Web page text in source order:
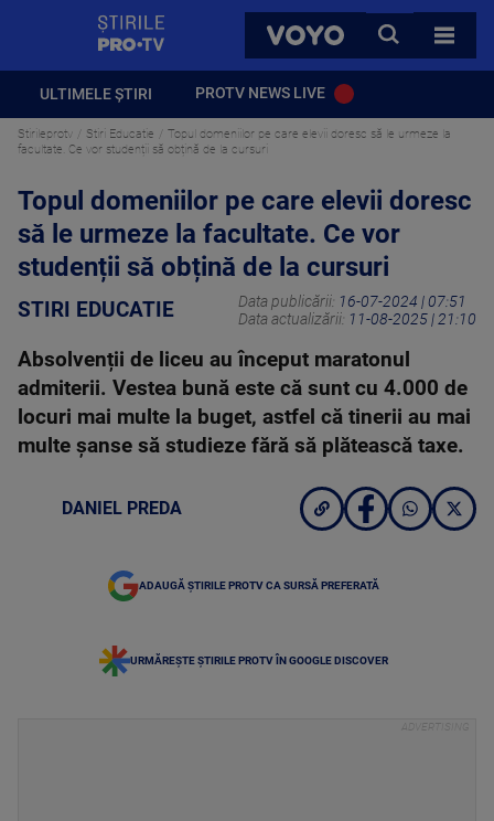
VOYO
CAUTA
TOATE
ULTIMELE ȘTIRI PROTV NEWS LIVE
Stirileprotv Stiri Educatie
Topul domeniilor pe care elevii doresc să le urmeze la
facultate. Ce vor studenții să obțină de la cursuri
Topul domeniilor pe care elevii doresc
să le urmeze la facultate. Ce vor
studenții să obțină de la cursuri
STIRI EDUCATIE Data publicării: 16-07-2024 | 07:51
Data actualizării: 11-08-2025 | 21:10
Absolvenții de liceu au început maratonul
admiterii. Vestea bună este că sunt cu 4.000 de
locuri mai multe la buget, astfel că tinerii au mai
multe șanse să studieze fără să plătească taxe.
DANIEL PREDA
ADAUGĂ ȘTIRILE PROTV CA SURSĂ PREFERATĂ
URMĂREȘTE ȘTIRILE PROTV ÎN GOOGLE DISCOVER